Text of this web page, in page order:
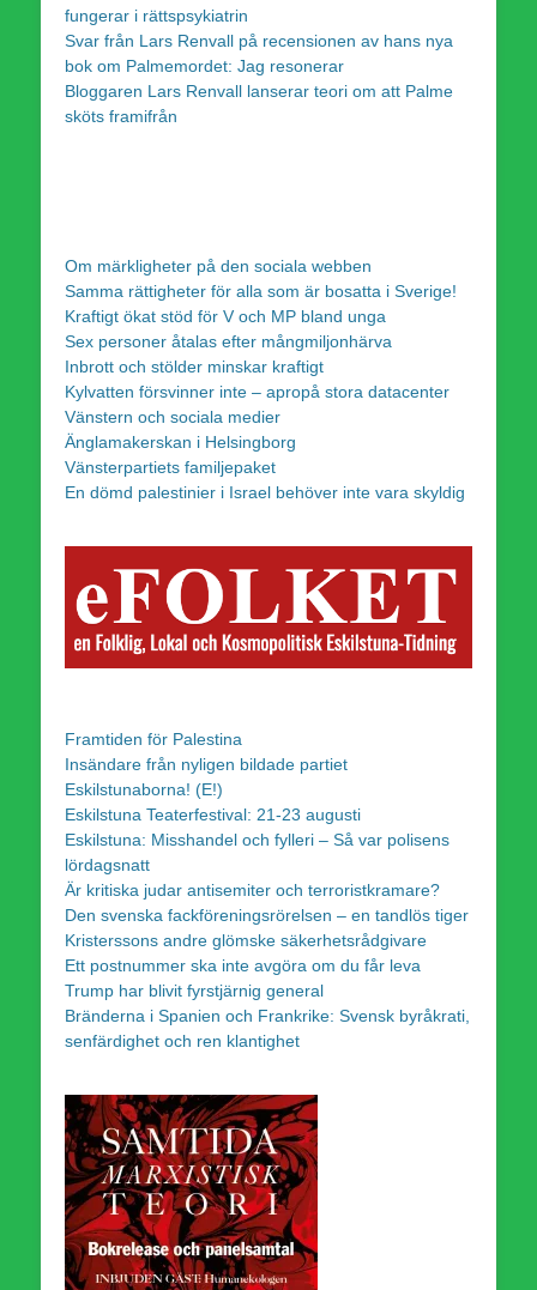
fungerar i rättspsykiatrin
Svar från Lars Renvall på recensionen av hans nya
bok om Palmemordet: Jag resonerar
Bloggaren Lars Renvall lanserar teori om att Palme
sköts framifrån
Om märkligheter på den sociala webben
Samma rättigheter för alla som är bosatta i Sverige!
Kraftigt ökat stöd för V och MP bland unga
Sex personer åtalas efter mångmiljonhärva
Inbrott och stölder minskar kraftigt
Kylvatten försvinner inte – apropå stora datacenter
Vänstern och sociala medier
Änglamakerskan i Helsingborg
Vänsterpartiets familjepaket
En dömd palestinier i Israel behöver inte vara skyldig
Framtiden för Palestina
Insändare från nyligen bildade partiet
Eskilstunaborna! (E!)
Eskilstuna Teaterfestival: 21-23 augusti
Eskilstuna: Misshandel och fylleri – Så var polisens
lördagsnatt
Är kritiska judar antisemiter och terroristkramare?
Den svenska fackföreningsrörelsen – en tandlös tiger
Kristerssons andre glömske säkerhetsrådgivare
Ett postnummer ska inte avgöra om du får leva
Trump har blivit fyrstjärnig general
Bränderna i Spanien och Frankrike: Svensk byråkrati,
senfärdighet och ren klantighet